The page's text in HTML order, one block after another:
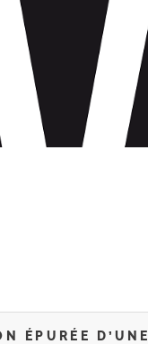
ÉPURÉE D’UNE